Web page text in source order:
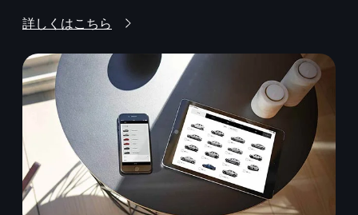
詳しくはこちら